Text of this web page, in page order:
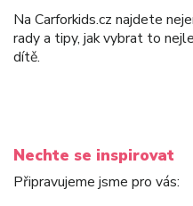
Na Carforkids.cz najdete
rady a tipy, jak vybrat to
dítě.
Nechte se inspirovat
Připravujeme jsme pro vás: